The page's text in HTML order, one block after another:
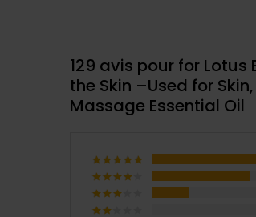
129 avis pour for Lotus
the Skin –Used for
Massage Essential Oil
Note5
sur 5
Note
sur 5
Note